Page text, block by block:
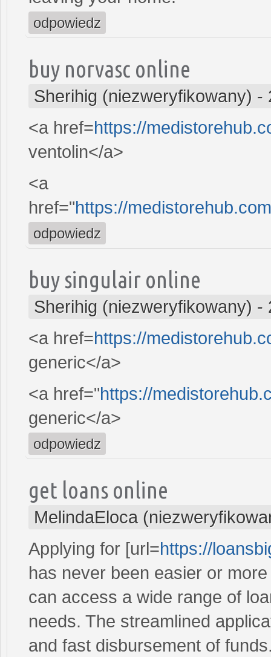
odpowiedz
buy norvasc online
Sherihig (niezweryfikowany) -
<a href=https://
ventolin</a>
<a
href="https://
odpowiedz
buy singulair online
Sherihig (niezweryfikowany) -
<a href=https://
generic</a>
<a href="https://
generic</a>
odpowiedz
get loans online
MelindaEloca
Applying for [url=https://
has never been easier or
can access a wide range of
needs. The streamlined
and fast disbursement of